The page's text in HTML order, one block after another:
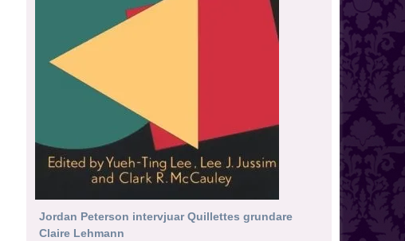
Jordan Peterson intervjuar Quillettes grundare
Claire Lehmann